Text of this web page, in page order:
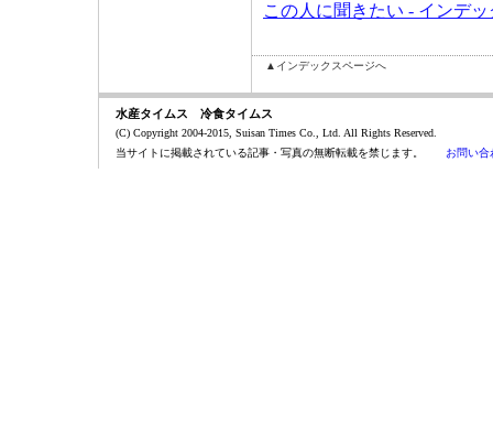
この人に聞きたい - インデ
▲インデックスページへ
水産タイムス 冷食タイムス
(C) Copyright 2004-2015, Suisan Times Co., Ltd. All Rights Reserved.
当サイトに掲載されている記事・写真の無断転載を禁じます。 お問い合